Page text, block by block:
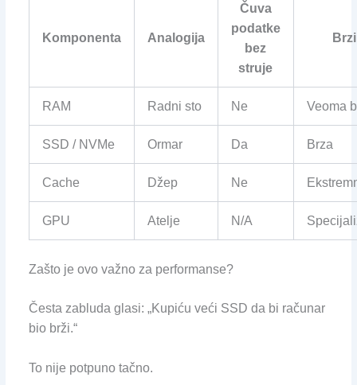
Komponenta Analogija
Čuva
podatke
bez
struje
RAM Radni sto Ne Veoma
SSD / NVMe Ormar Da Brza
Cache Džep Ne
GPU Atelje N/A
Zašto je ovo važno za performanse?
Česta zabluda glasi: „Kupiću veći SSD da bi računar
bio brži.“
To nije potpuno tačno.